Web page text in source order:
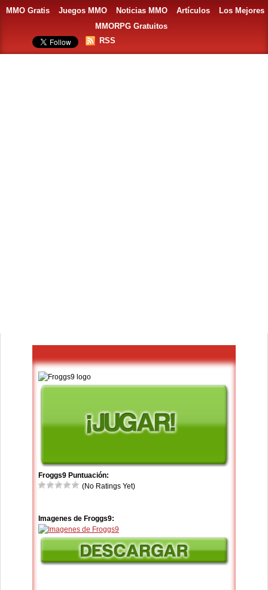
MMO Gratis Juegos MMO Noticias MMO Artículos
Los Mejores
MMORPG Gratuitos
RSS
Froggs9 Puntuación:
(No Ratings Yet)
Imagenes de Froggs9: